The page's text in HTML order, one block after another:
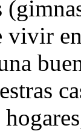
vivir